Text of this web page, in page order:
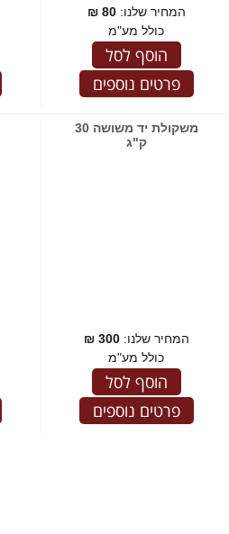
המחיר שלנו:80
₪
כולל מע"מ
הוסף לסל
פרטים נוספים
משקולת יד משושה 30
ק"ג
המחיר שלנו:300
₪
כולל מע"מ
הוסף לסל
פרטים נוספים